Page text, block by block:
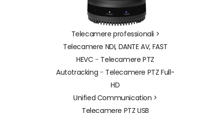
Telecamere professionali >
Telecamere NDI, DANTE AV, FAST
HEVC - Telecamere PTZ
Autotracking - Telecamere PTZ Full-
HD
Unified Communication >
Telecamere PTZ USB